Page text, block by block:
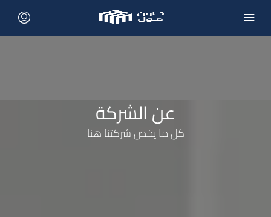
عن الشركة
كل ما يخص شركتنا هنا